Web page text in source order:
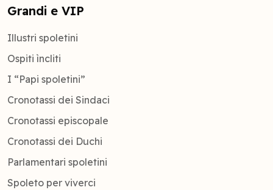
Grandi e VIP
Illustri spoletini
Ospiti ìncliti
I “Papi spoletini”
Cronotassi dei Sindaci
Cronotassi episcopale
Cronotassi dei Duchi
Parlamentari spoletini
Spoleto per viverci